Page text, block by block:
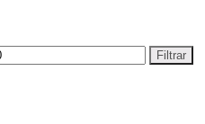
Filtrar